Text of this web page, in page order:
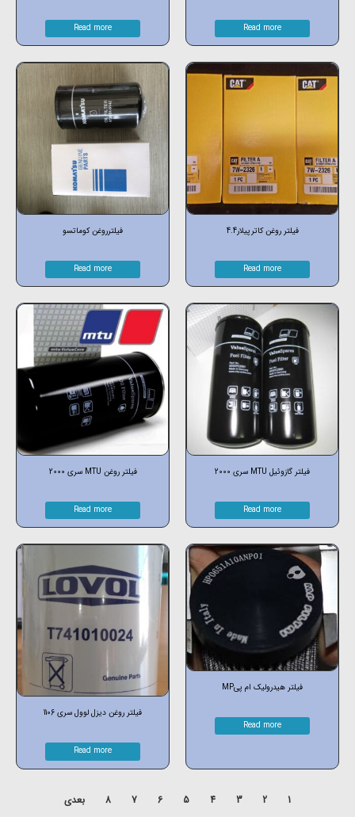
Read more
Read more
فیلتر روغن کاترپیلار4.4
Read more
فیلترروغن کوماتسو
Read more
فیلتر گازوئیل MTU سری 2000
Read more
فیلتر روغن MTU سری 2000
Read more
فیلتر هیدرولیک ام پیMP
Read more
فیلتر روغن دیزل لوول سری 1106
Read more
1
2
3
4
5
6
7
8 بعدی